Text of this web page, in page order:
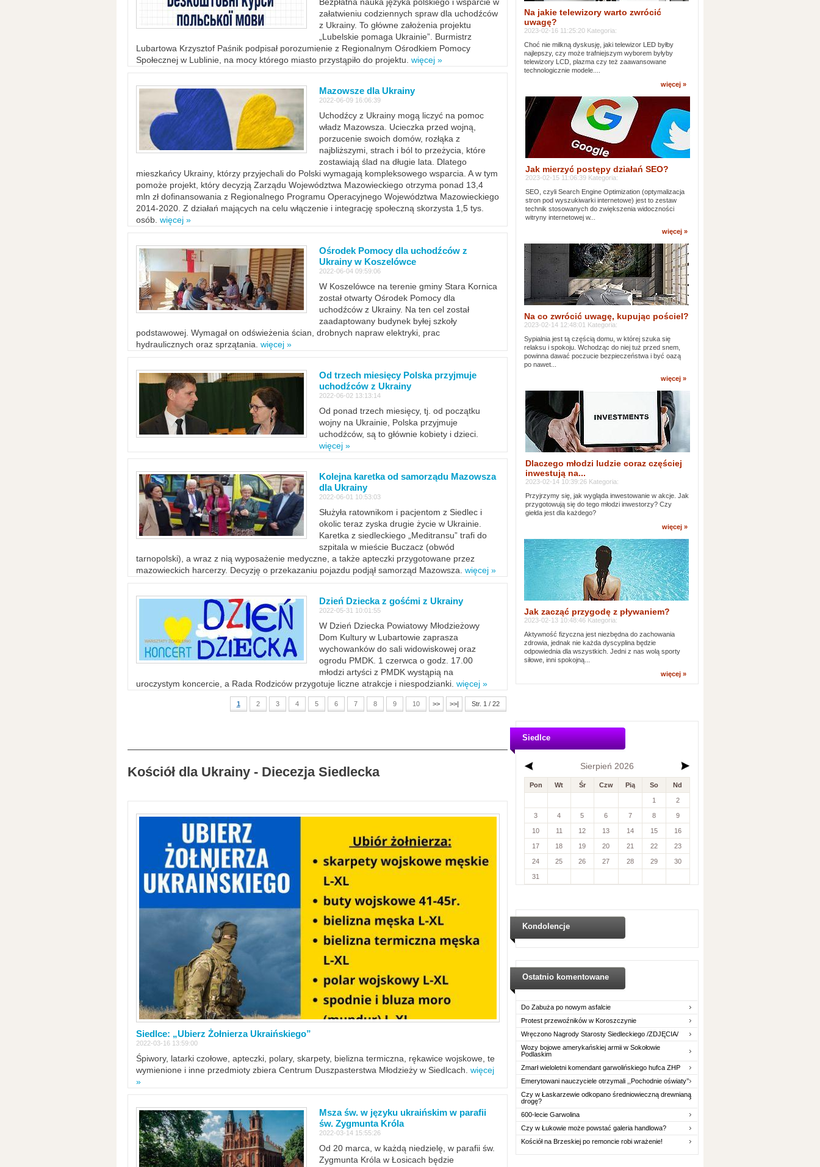
załatwieniu codziennych spraw dla uchodźców
z Ukrainy. To główne założenia projektu
„Lubelskie pomaga Ukrainie”. Burmistrz
Lubartowa Krzysztof Paśnik podpisał porozumienie z Regionalnym Ośrodkiem Pomocy
Społecznej w Lublinie, na mocy którego miasto przystąpiło do projektu. więcej »
Mazowsze dla Ukrainy
2022-06-09 16:06:39
Uchodźcy z Ukrainy mogą liczyć na pomoc
władz Mazowsza. Ucieczka przed wojną,
porzucenie swoich domów, rozłąka z
najbliższymi, strach i ból to przeżycia, które
zostawiają ślad na długie lata. Dlatego
mieszkańcy Ukrainy, którzy przyjechali do Polski wymagają kompleksowego wsparcia. A w tym
pomoże projekt, który decyzją Zarządu Województwa Mazowieckiego otrzyma ponad 13,4
mln zł dofinansowania z Regionalnego Programu Operacyjnego Województwa Mazowieckiego
2014-2020. Z działań mających na celu włączenie i integrację społeczną skorzysta 1,5 tys.
osób. więcej »
Ośrodek Pomocy dla uchodźców z
Ukrainy w Koszelówce
2022-06-04 09:59:06
W Koszelówce na terenie gminy Stara Kornica
został otwarty Ośrodek Pomocy dla
uchodźców z Ukrainy. Na ten cel został
zaadaptowany budynek byłej szkoły
podstawowej. Wymagał on odświeżenia ścian, drobnych napraw elektryki, prac
hydraulicznych oraz sprzątania. więcej »
Od trzech miesięcy Polska przyjmuje
uchodźców z Ukrainy
2022-06-02 13:13:14
Od ponad trzech miesięcy, tj. od początku
wojny na Ukrainie, Polska przyjmuje
uchodźców, są to głównie kobiety i dzieci.
więcej »
Kolejna karetka od samorządu Mazowsza
dla Ukrainy
2022-06-01 10:53:03
Służyła ratownikom i pacjentom z Siedlec i
okolic teraz zyska drugie życie w Ukrainie.
Karetka z siedleckiego „Meditransu” trafi do
szpitala w mieście Buczacz (obwód
tarnopolski), a wraz z nią wyposażenie medyczne, a także apteczki przygotowane przez
mazowieckich harcerzy. Decyzję o przekazaniu pojazdu podjął samorząd Mazowsza. więcej »
Dzień Dziecka z gośćmi z Ukrainy
2022-05-31 10:01:55
W Dzień Dziecka Powiatowy Młodzieżowy
Dom Kultury w Lubartowie zaprasza
wychowanków do sali widowiskowej oraz
ogrodu PMDK. 1 czerwca o godz. 17.00
młodzi artyści z PMDK wystąpią na
uroczystym koncercie, a Rada Rodziców przygotuje liczne atrakcje i niespodzianki. więcej »
1 2 3 4 5 6 7 8 9 10 >> >>| Str. 1 / 22
Kościół dla Ukrainy - Diecezja Siedlecka
Siedlce: „Ubierz Żołnierza Ukraińskiego”
2022-03-16 13:59:00
Śpiwory, latarki czołowe, apteczki, polary, skarpety, bielizna termiczna, rękawice wojskowe, te
wymienione i inne przedmioty zbiera Centrum Duszpasterstwa Młodzieży w Siedlcach. więcej
»
Msza św. w języku ukraińskim w parafii
św. Zygmunta Króla
2022-03-14 15:55:26
Od 20 marca, w każdą niedzielę, w parafii św.
Zygmunta Króla w Łosicach będzie
Na jakie telewizory warto zwrócić
uwagę?
2023-02-16 11:25:20 Kategoria:
Choć nie milkną dyskusję, jaki telewizor LED byłby
najlepszy, czy może trafniejszym wyborem byłyby
telewizory LCD, plazma czy też zaawansowane
technologicznie modele....
więcej »
Jak mierzyć postępy działań SEO?
2023-02-15 11:06:39 Kategoria:
SEO, czyli Search Engine Optimization (optymalizacja
stron pod wyszukiwarki internetowe) jest to zestaw
technik stosowanych do zwiększenia widoczności
witryny internetowej w...
więcej »
Na co zwrócić uwagę, kupując pościel?
2023-02-14 12:48:01 Kategoria:
Sypialnia jest tą częścią domu, w której szuka się
relaksu i spokoju. Wchodząc do niej tuż przed snem,
powinna dawać poczucie bezpieczeństwa i być oazą
po nawet...
więcej »
Dlaczego młodzi ludzie coraz częściej
inwestują na...
2023-02-14 10:39:26 Kategoria:
Przyjrzymy się, jak wygląda inwestowanie w akcje. Jak
przygotowują się do tego młodzi inwestorzy? Czy
giełda jest dla każdego?
więcej »
Jak zacząć przygodę z pływaniem?
2023-02-13 10:48:46 Kategoria:
Aktywność fizyczna jest niezbędna do zachowania
zdrowia, jednak nie każda dyscyplina będzie
odpowiednia dla wszystkich. Jedni z nas wolą sporty
siłowe, inni spokojną...
więcej »
Siedlce
Sierpień 2026
Pon Wt Śr Czw Pią So Nd
1 2
3 4 5 6 7 8 9
10 11 12 13 14 15 16
17 18 19 20 21 22 23
24 25 26 27 28 29 30
31
Kondolencje
Ostatnio komentowane
Do Zabuża po nowym asfalcie
Protest przewoźników w Koroszczynie
Wręczono Nagrody Starosty Siedleckiego /ZDJĘCIA/
Wozy bojowe amerykańskiej armii w Sokołowie
Podlaskim
Zmarł wieloletni komendant garwolińskiego hufca ZHP
Emerytowani nauczyciele otrzymali ,,Pochodnie oświaty’’
Czy w Łaskarzewie odkopano średniowieczną drewnianą
drogę?
600-lecie Garwolina
Czy w Łukowie może powstać galeria handlowa?
Kościół na Brzeskiej po remoncie robi wrażenie!